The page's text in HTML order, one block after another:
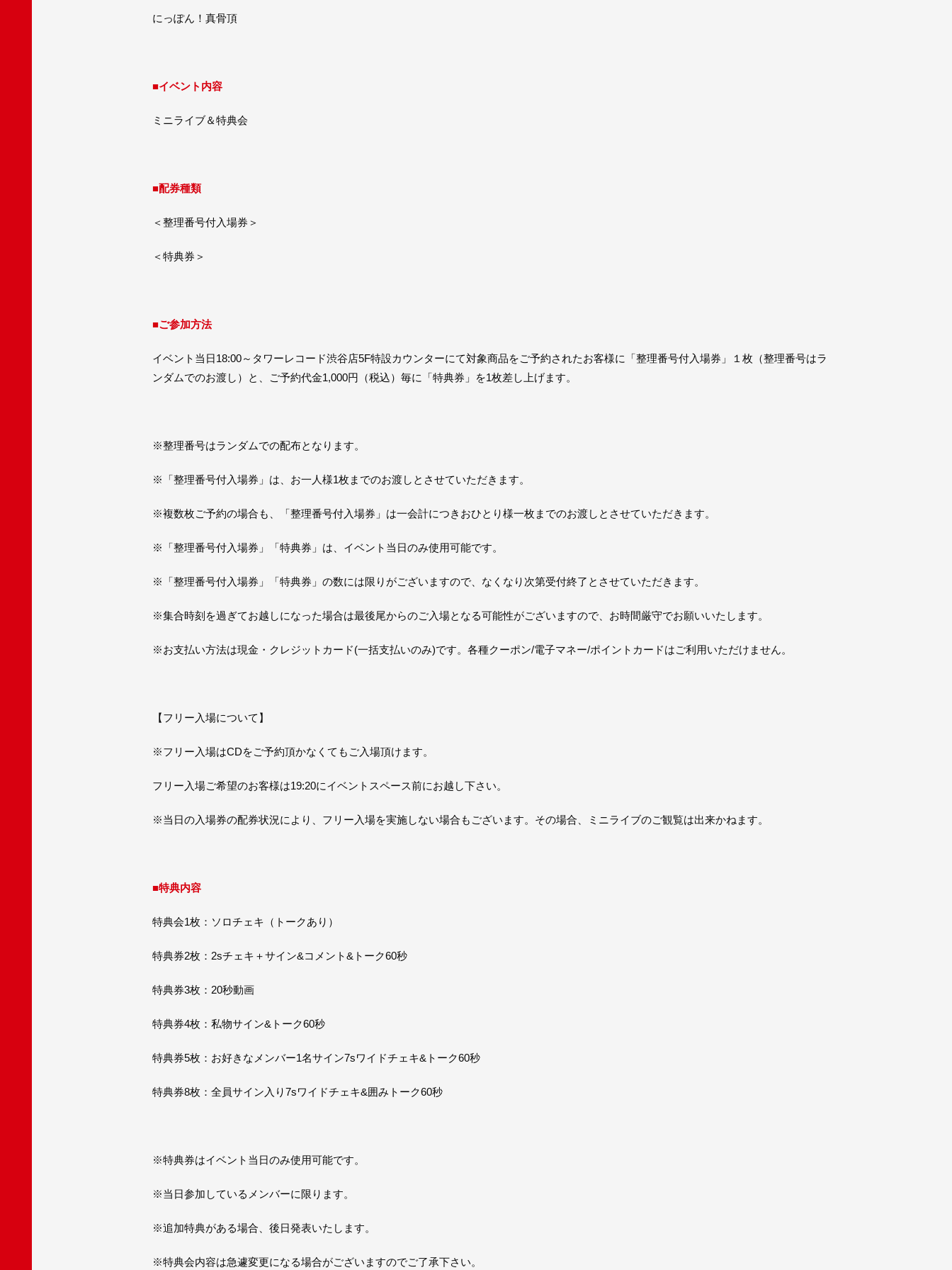
にっぽん！真骨頂
■イベント内容
ミニライブ＆特典会
■配券種類
＜整理番号付入場券＞
＜特典券＞
■ご参加方法
イベント当日18:00～タワーレコード渋谷店5F特設カウンターにて対象商品をご予約されたお客様に「整理番号付入場券」１枚（整理番号はラ
ンダムでのお渡し）と、ご予約代金1,000円（税込）毎に「特典券」を1枚差し上げます。
※整理番号はランダムでの配布となります。
※「整理番号付入場券」は、お一人様1枚までのお渡しとさせていただきます。
※複数枚ご予約の場合も、「整理番号付入場券」は一会計につきおひとり様一枚までのお渡しとさせていただきます。
※「整理番号付入場券」「特典券」は、イベント当日のみ使用可能です。
※「整理番号付入場券」「特典券」の数には限りがございますので、なくなり次第受付終了とさせていただきます。
※集合時刻を過ぎてお越しになった場合は最後尾からのご入場となる可能性がございますので、お時間厳守でお願いいたします。
※お支払い方法は現金・クレジットカード(一括支払いのみ)です。各種クーポン/電子マネー/ポイントカードはご利用いただけません。
【フリー入場について】
※フリー入場はCDをご予約頂かなくてもご入場頂けます。
フリー入場ご希望のお客様は19:20にイベントスペース前にお越し下さい。
※当日の入場券の配券状況により、フリー入場を実施しない場合もございます。その場合、ミニライブのご観覧は出来かねます。
■特典内容
特典会1枚：ソロチェキ（トークあり）
特典券2枚：2sチェキ＋サイン&コメント&トーク60秒
特典券3枚：20秒動画
特典券4枚：私物サイン&トーク60秒
特典券5枚：お好きなメンバー1名サイン7sワイドチェキ&トーク60秒
特典券8枚：全員サイン入り7sワイドチェキ&囲みトーク60秒
※特典券はイベント当日のみ使用可能です。
※当日参加しているメンバーに限ります。
※追加特典がある場合、後日発表いたします。
※特典会内容は急遽変更になる場合がございますのでご了承下さい。